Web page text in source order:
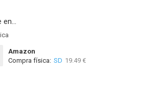
en...
Amazon
Compra física: SD 19.49 €